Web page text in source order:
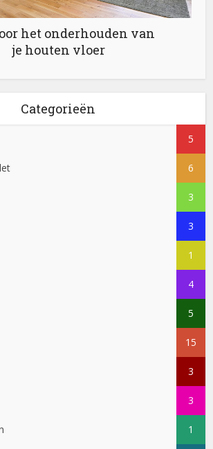
het onderhouden van
je houten vloer
Categorieën
5
6
3
3
1
4
5
15
3
3
1